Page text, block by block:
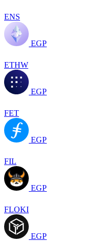
ENS
EGP
ETHW
EGP
FET
EGP
FIL
EGP
FLOKI
EGP